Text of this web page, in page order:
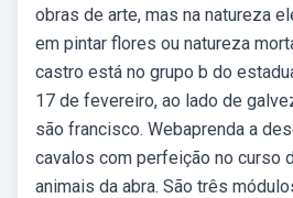
obras de arte, mas na natureza
em pintar flores ou natureza
castro está no grupo b do
17 de fevereiro, ao lado de
são francisco. Webaprenda a
cavalos com perfeição no curso
animais da abra. São três